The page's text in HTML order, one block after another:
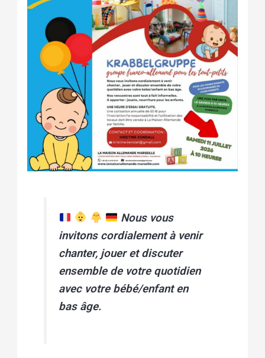
Nous vous
invitons cordialement à venir
chanter, jouer et discuter
ensemble de votre quotidien
avec votre bébé/enfant en
bas âge.